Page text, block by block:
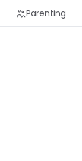
Parenting